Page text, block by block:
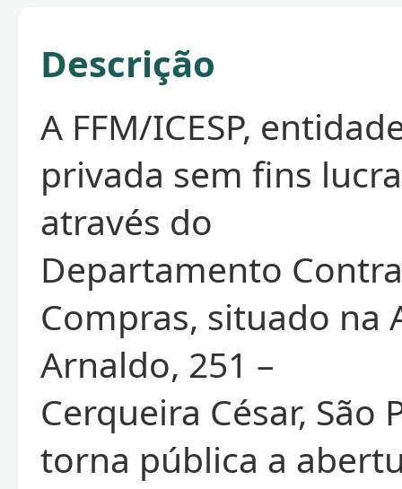
Descrição
A FFM/ICESP,
privada sem fins
através do
Departamento
Compras, situado na
Arnaldo, 251 –
Cerqueira César, São
torna pública a